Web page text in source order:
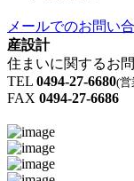
メールでのお問い
産設計
住まいに関するお
TEL 0494-27-6680(営
FAX 0494-27-6686